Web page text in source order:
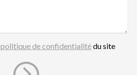
politique de confidentialitédu site